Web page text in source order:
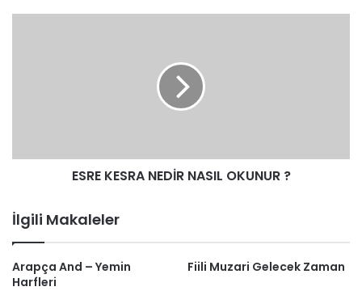
ESRE KESRA NEDİR NASIL OKUNUR ?
İlgili Makaleler
Arapça And – Yemin
Harfleri
Fiili Muzari Gelecek Zaman